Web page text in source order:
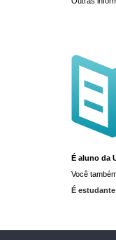
É aluno da
Você
É